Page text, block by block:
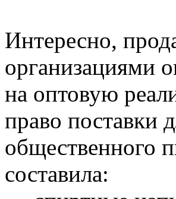
Интересно,
организациями
на оптовую
право поставки
общественного
составила: